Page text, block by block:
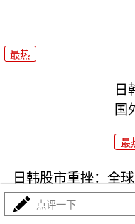
最热
日
国
最
日韩股市重挫：全
点评一下